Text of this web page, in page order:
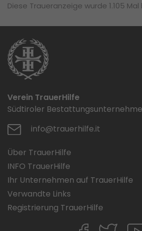
Diese Traueranzeige wurde 1.105
Verein TrauerHilfe
Südtiroler
info@trauerhilfe.it
Über TrauerHilfe
INFO TrauerHilfe
Ihr Unternehmen auf TrauerHilfe
Verwandte Links
Registrierung TrauerHilfe